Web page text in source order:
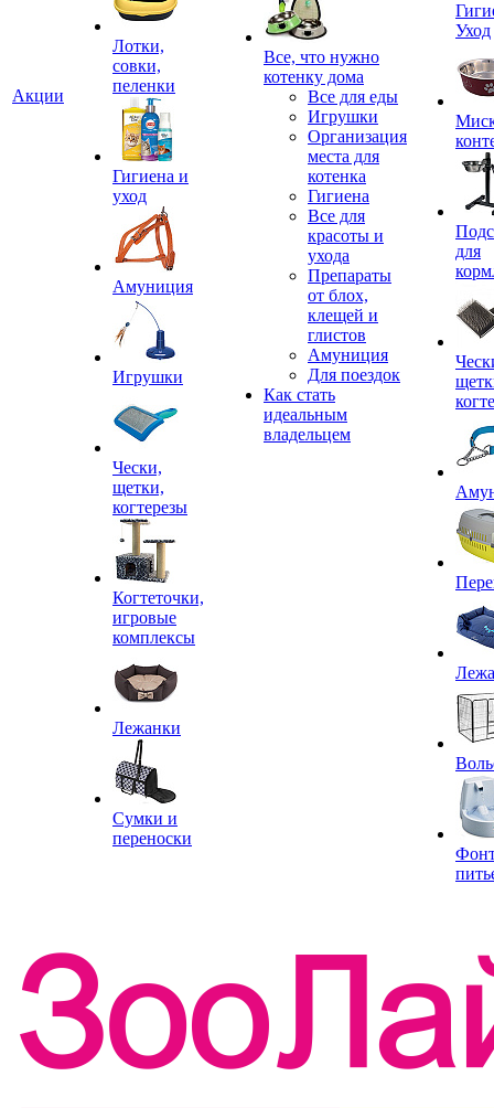
Акции
Лотки,
совки,
пеленки
Гигиена и
уход
Амуниция
Игрушки
Чески,
щетки,
когтерезы
Когтеточки,
игровые
комплексы
Лежанки
Сумки и
переноски
Все, что нужно
котенку дома
Все для еды
Игрушки
Организация
места для
котенка
Гигиена
Все для
красоты и
ухода
Препараты
от блох,
клещей и
глистов
Амуниция
Для поездок
Как стать
идеальным
владельцем
Уход
для